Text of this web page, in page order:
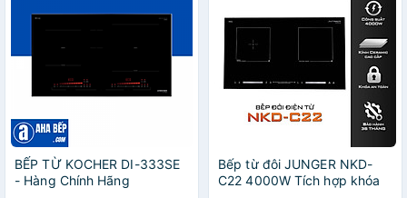
BẾP TỪ KOCHER DI-333SE
- Hàng Chính Hãng
Bếp từ đôi JUNGER NKD-
C22 4000W Tích hợp khóa